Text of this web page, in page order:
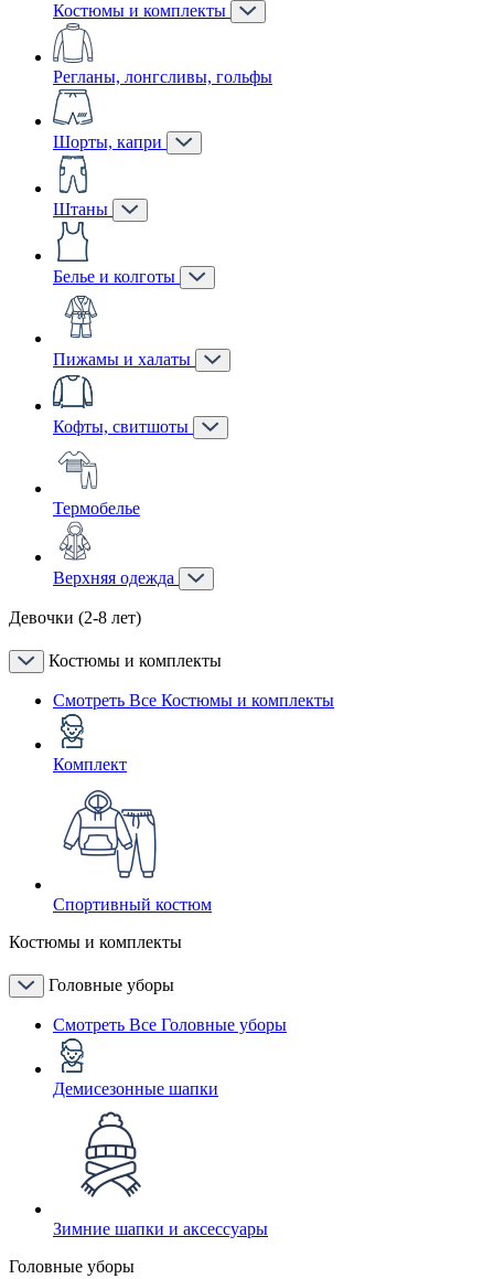
Костюмы и комплекты
Регланы, лонгсливы, гольфы
Шорты, капри
Штаны
Белье и колготы
Пижамы и халаты
Кофты, свитшоты
Термобелье
Верхняя одежда
Девочки (2-8 лет)
Костюмы и комплекты
Смотреть Все Костюмы и комплекты
Комплект
Спортивный костюм
Костюмы и комплекты
Головные уборы
Смотреть Все Головные уборы
Демисезонные шапки
Зимние шапки и аксессуары
Головные уборы